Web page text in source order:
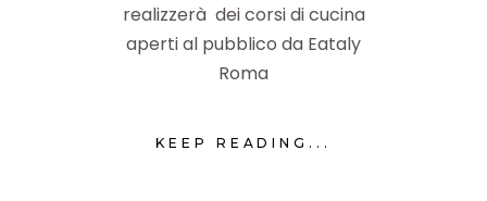
realizzerà dei corsi di cucina
aperti al pubblico da Eataly
Roma
KEEP READING...